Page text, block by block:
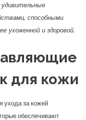
удивительные
способными
ухоженной и здоровой.
для кожи
ухода за кожей
обеспечивают